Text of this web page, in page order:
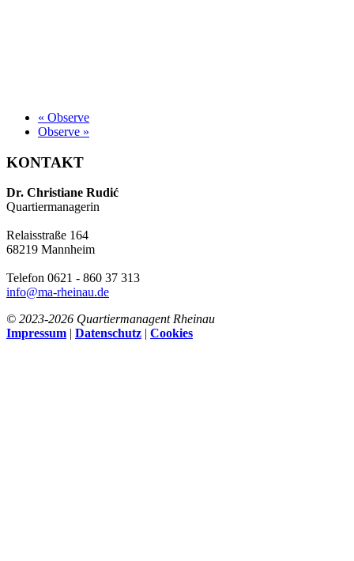
« Observe
Observe »
KONTAKT
Dr. Christiane Rudić
Quartiermanagerin
Relaisstraße 164
68219 Mannheim
Telefon 0621 - 860 37 313
info@ma-rheinau.de
© 2023-2026 Quartiermanagent Rheinau
Impressum | Datenschutz | Cookies